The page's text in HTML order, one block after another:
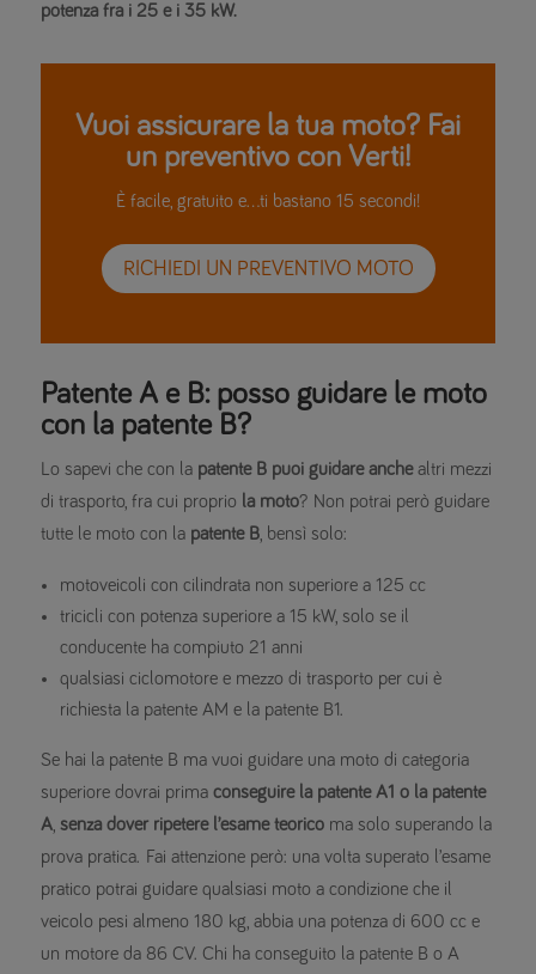
potenza fra i 25 e i 35 kW.
Vuoi assicurare la tua moto? Fai
un preventivo con Verti!
È facile, gratuito e…ti bastano 15 secondi!
RICHIEDI UN PREVENTIVO MOTO
Patente A e B: posso guidare le moto
con la patente B?
Lo sapevi che con la patente B puoi guidare anchealtri mezzi
di trasporto, fra cui proprio la moto? Non potrai però guidare
tutte le moto con la patente B , bensì solo:
motoveicoli con cilindrata non superiore a 125 cc
tricicli con potenza superiore a 15 kW, solo se il
conducente ha compiuto 21 anni
qualsiasi ciclomotore e mezzo di trasporto per cui è
richiesta la patente AM e la patente B1.
Se hai la patente B ma vuoi guidare una moto di categoria
superiore dovrai prima conseguire la patente A1 o la patente
A senza dover ripetere l’esame teorico ma solo superando la
prova pratica. Fai attenzione però: una volta superato l’esame
pratico potrai guidare qualsiasi moto a condizione che il
veicolo pesi almeno 180 kg, abbia una potenza di 600 cc e
un motore da 86 CV. Chi ha conseguito la patente B o A